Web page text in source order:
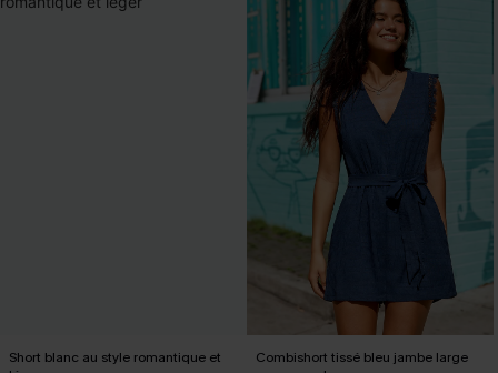
Short blanc au style romantique et
Combishort tissé bleu jambe large